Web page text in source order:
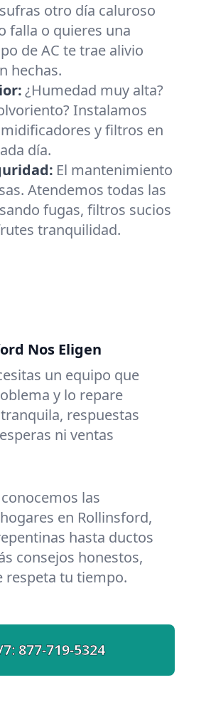
otro día caluroso
falla o quieres una
de AC te trae alivio
hechas.
¿Humedad muy alta?
Instalamos
y filtros en
día.
El mantenimiento
Atendemos todas las
fugas, filtros sucios
tranquilidad.
Nos Eligen
un equipo que
y lo repare
respuestas
ni ventas
las
en Rollinsford,
hasta ductos
consejos honestos,
respeta tu tiempo.
877-719-5324